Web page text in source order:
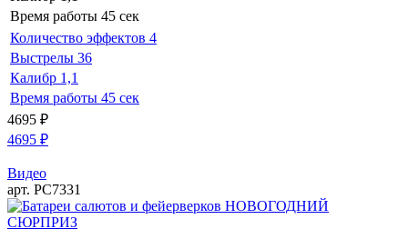
Время работы 45 сек
Количество эффектов 4
Выстрелы 36
Калибр 1,1
Время работы 45 сек
4695 ₽
4695 ₽
Видео
арт. РС7331